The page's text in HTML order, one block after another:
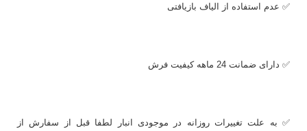
✅ عدم استفاده از الیاف بازیافتی
✅ دارای ضمانت 24 ماهه کیفیت فرش
✅ به علت تغییرات روزانه در موجودی انبار لطفا قبل از سفارش از